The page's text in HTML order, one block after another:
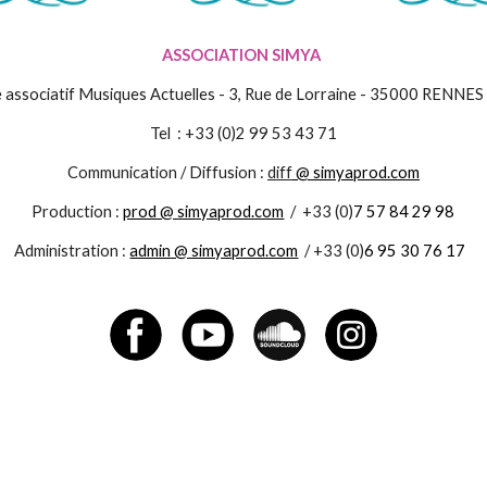
ASSOCIATION SIMYA
associatif Musiques Actuelles - 3, Rue de Lorraine - 35000 RENNES
Tel : +33 (0)2 99 53 43 71
Communication / Diffusion : diff@ simyaprod.com
Production :prod @ simyaprod.com / +33 (0)7 57 84 29 98
Administration :admin @ simyaprod.com /+33 (0)6 95 30 76 17